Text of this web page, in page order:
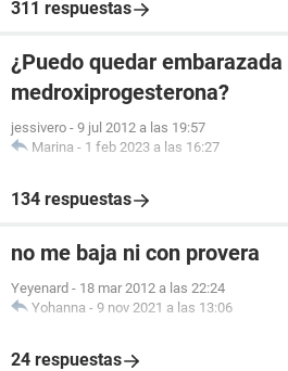
311 respuestas
¿Puedo quedar
medroxiprogesterona?
jessivero - 9 jul 2012 a las 19:57
Marina - 1 feb 2023 a las 16:27
134 respuestas
no me baja ni con provera
Yeyenard - 18 mar 2012 a las 22:24
Yohanna - 9 nov 2021 a las 13:06
24 respuestas